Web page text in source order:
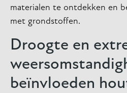
materialen te ontdekken en
met grondstoffen.
Droogte en
beïnvloeden